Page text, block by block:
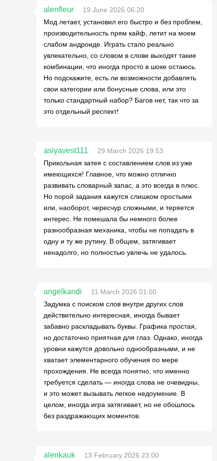
alenfleur
19 June 2026 06:20
Мод летает, установил его быстро и без проблем,
производительность прям кайф, летит на моем
слабом андроиде. Играть стало реально
увлекательно, со словом в слове выходят такие
комбинации, что иногда просто в шоке остаюсь.
Но подскажите, есть ли возможности добавлять
свои категории или бонусные слова, или это
только стандартный набор? Багов нет, так что за
это отдельный респект!
asiyavest111
29 March 2026 19:53
Прикольная затея с составлением слов из уже
имеющихся! Главное, что можно отлично
развивать словарный запас, а это всегда в плюс.
Но порой задания кажутся слишком простыми
или, наоборот, чересчур сложными, и теряется
интерес. Не помешала бы немного более
разнообразная механика, чтобы не попадать в
одну и ту же рутину. В общем, затягивает
ненадолго, но полностью увлечь не удалось.
angelkandi
11 March 2026 01:00
Задумка с поиском слов внутри других слов
действительно интересная, иногда бывает
забавно раскладывать буквы. Графика простая,
но достаточно приятная для глаз. Однако, иногда
уровни кажутся довольно однообразными, и не
хватает элементарного обучения по мере
прохождения. Не всегда понятно, что именно
требуется сделать — иногда слова не очевидны,
и это может вызывать легкое недоумение. В
целом, иногда игра затягивает, но не обошлось
без раздражающих моментов.
alenkauk
13 February 2026 23:00